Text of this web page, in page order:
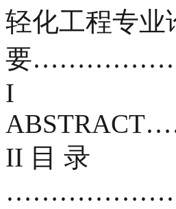
轻化工程专业
要
I
II 目 录